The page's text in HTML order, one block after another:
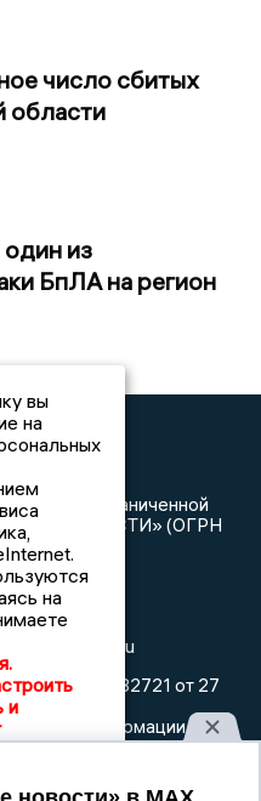
число сбитых
области
из
БпЛА на регион
| СИ
новости»
с ограниченной
НОВОСТИ» (ОГРН
24-23
info@newsorel.ru
Эл № ФС77-82721 от 27
реестра
информации
надзору в сфере связи,
коммуникаций
вы
на
на
и